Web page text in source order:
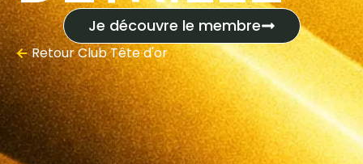
Je découvre le membre
RetourClub Tête d'or